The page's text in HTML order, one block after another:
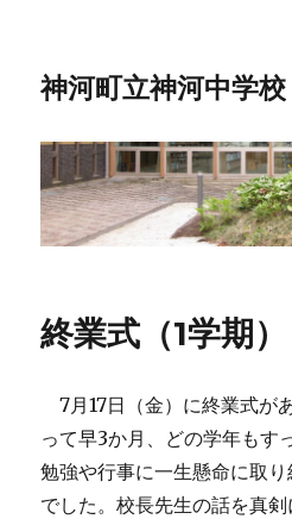
神河町立神河中学校
終業式（1学期）
7月17日（金）に終業式が
って早3か月、どの学年もす
勉強や行事に一生懸命に取
でした。校長先生の話を真